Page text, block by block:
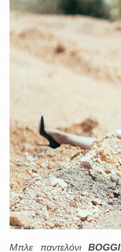
Μπλε παντελόνι BOGGI